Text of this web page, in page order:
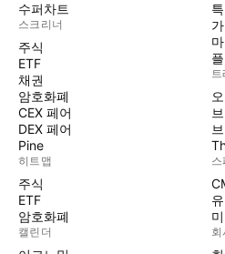
수퍼차트
스크리너
주식
ETF
채권
암호화폐
CEX 페어
DEX 페어
Pine
히트맵
주식
ETF
암호화폐
캘린더
트